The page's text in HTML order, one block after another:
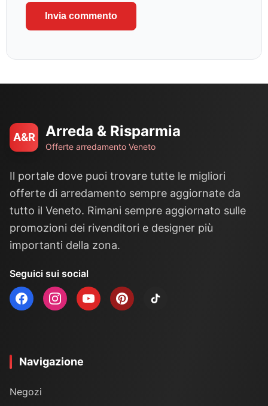
A&R Arreda & Risparmia
Offerte arredamento Veneto
Il portale dove puoi trovare tutte le migliori
offerte di arredamento sempre aggiornate da
tutto il Veneto. Rimani sempre aggiornato sulle
promozioni dei rivenditori e designer più
importanti della zona.
Seguici sui social
Navigazione
Negozi